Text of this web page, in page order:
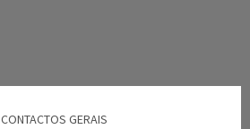
CONTACTOS GERAIS